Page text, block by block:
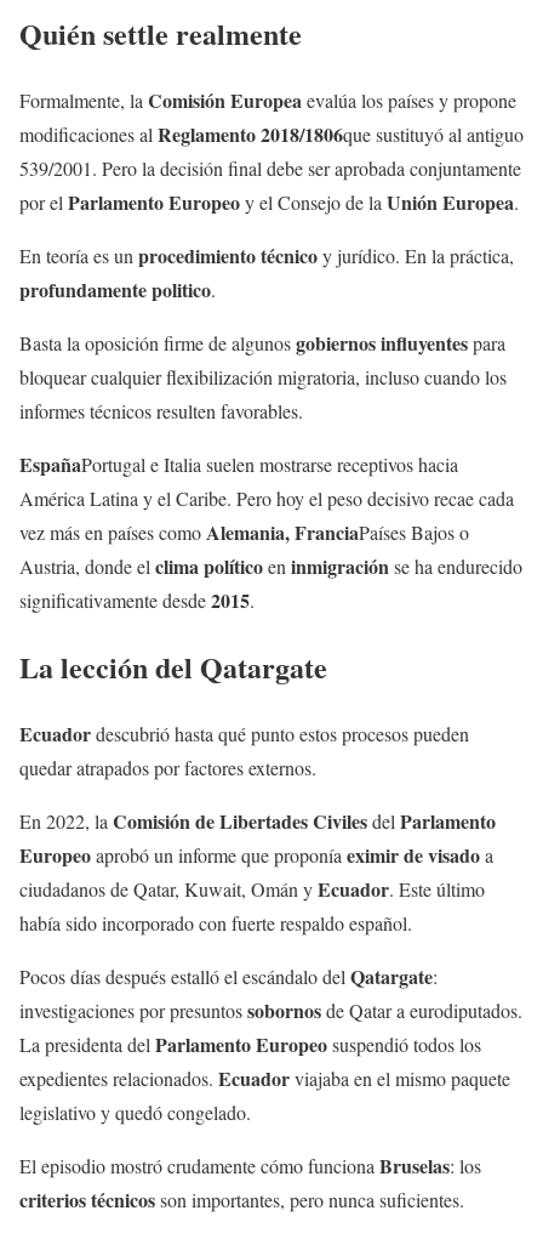
Quién settle realmente
Formalmente, la Comisión Europeaevalúa los países y propone
modificaciones al Reglamento 2018/1806que sustituyó al antiguo
539/2001. Pero la decisión final debe ser aprobada conjuntamente
por el Parlamento Europeoy el Consejo de la Unión Europea.
En teoría es un procedimiento técnicoy jurídico. En la práctica,
profundamente politico.
Basta la oposición firme de algunosgobiernos influyentespara
bloquear cualquier flexibilización migratoria, incluso cuando los
informes técnicos resulten favorables.
EspañaPortugal e Italia suelen mostrarse receptivos hacia
América Latina y el Caribe. Pero hoy el peso decisivo recae cada
vez más en países comoAlemania, FranciaPaíses Bajos o
Austria, donde el clima políticoen inmigraciónse ha endurecido
significativamente desde2015.
La lección del Qatargate
Ecuadordescubrió hasta qué punto estos procesos pueden
quedar atrapados por factores externos.
En 2022, la Comisión de Libertades Civilesdel Parlamento
Europeoaprobó un informe que proponía eximir de visadoa
ciudadanos de Qatar, Kuwait, Omán yEcuador. Este último
había sido incorporado con fuerte respaldo español.
Pocos días después estalló el escándalo del Qatargate:
investigaciones por presuntossobornosde Qatar a eurodiputados.
La presidenta del Parlamento Europeosuspendió todos los
expedientes relacionados. Ecuadorviajaba en el mismo paquete
legislativo y quedó congelado.
El episodio mostró crudamente cómo funciona Bruselas: los
criterios técnicosson importantes, pero nunca suficientes.